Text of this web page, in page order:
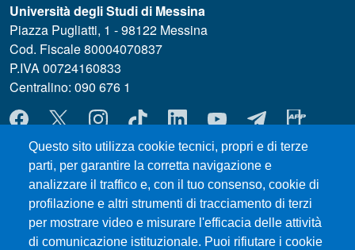
Questo sito utilizza cookie tecnici, propri e di terze
parti, per garantire la corretta navigazione e
analizzare il traffico e, con il tuo consenso, cookie di
profilazione e altri strumenti di tracciamento di terzi
per mostrare video e misurare l'efficacia delle attività
di comunicazione istituzionale. Puoi rifiutare i cookie
Università degli Studi di Messina
Piazza Pugliatti, 1 - 98122 Messina
Cod. Fiscale 80004070837
P.IVA 00724160833
Centralino: 090 676 1
MENÙ SOCIAL
MENÙ FOOTER 1
Esami
Privacy and cookie policy
Modulistica
Prenotazione Aule e Laboratori Didattici